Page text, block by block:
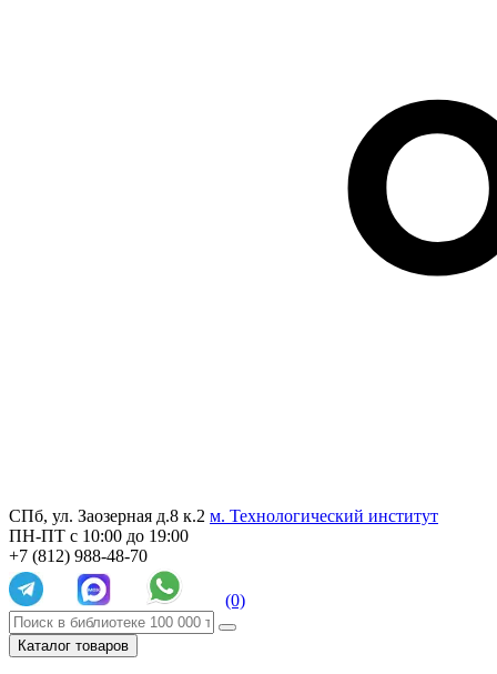
СПб, ул. Заозерная д.8 к.2 м. Технологический институт
ПН-ПТ с 10:00 до 19:00
+7 (812) 988-48-70
(0)
Каталог товаров